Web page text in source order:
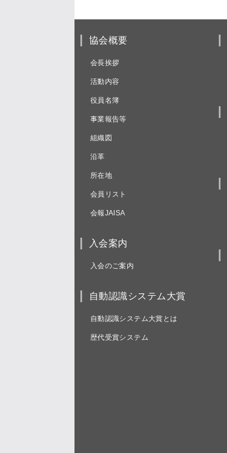
協会概要
会長挨拶
活動内容
役員名簿
事業報告等
組織図
沿革
所在地
会員リスト
会報JAISA
入会案内
入会のご案内
自動認識システム大賞
自動認識システム大賞とは
歴代受賞システム